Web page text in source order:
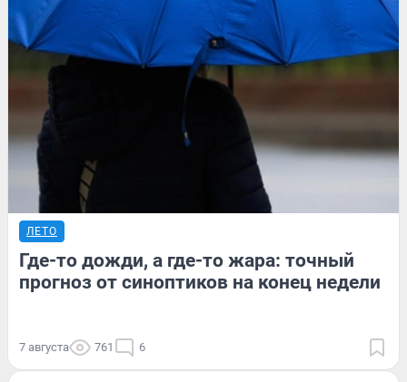
ЛЕТО
Где-то дожди, а где-то жара: точный
прогноз от синоптиков на конец недели
7 августа 761 6